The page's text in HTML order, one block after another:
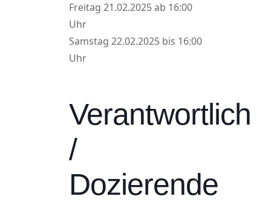
Freitag 21.02.2025 ab 16:00
Uhr
Samstag 22.02.2025 bis 16:00
Uhr
Verantwortlich
/
Dozierende